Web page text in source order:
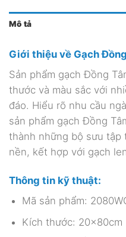
Mô tả
Giới thiệu về Gạch
Sản phẩm gạch Đồng
thước và màu sắc với
đáo. Hiểu rõ nhu cầu
sản phẩm gạch Đồng
thành những bộ sưu tập
nền, kết hợp với gạch
Thông tin kỹ thuật:
Mã sản phẩm:
Kích thước: 20x80cm